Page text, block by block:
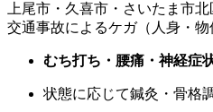
上尾市・久喜市・さいたま市
交通事故によるケガ（人身・
むち打ち・腰痛・神経症
状態に応じて鍼灸・骨格